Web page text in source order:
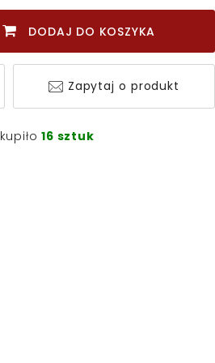
DODAJ DO KOSZYKA
Zapytaj o produkt
kupiło16 sztuk